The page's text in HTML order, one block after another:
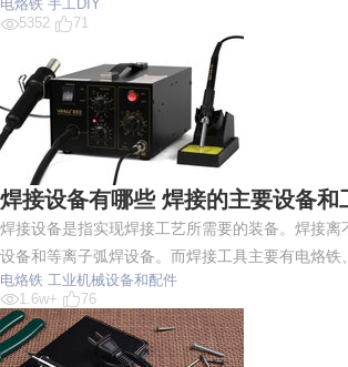
电烙铁 手工DIY
5352
71
焊接设备有哪些 焊接的主要设备和
焊接设备是指实现焊接工艺所需要的装备。焊接
设备和等离子弧焊设备。而焊接工具主要有电烙
电烙铁 工业机械设备和配件
1.6w+
76